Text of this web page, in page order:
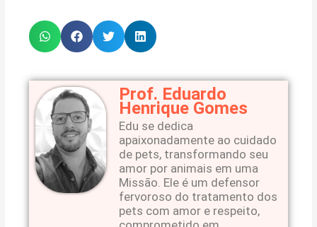
Prof. Eduardo
Henrique Gomes
Edu se dedica
apaixonadamente ao cuidado
de pets, transformando seu
amor por animais em uma
Missão. Ele é um defensor
fervoroso do tratamento dos
pets com amor e respeito,